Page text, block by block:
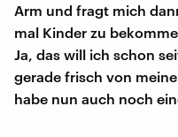
Arm und fragt mich
mal Kinder zu
Ja, das will ich schon
gerade frisch von
habe nun auch noch